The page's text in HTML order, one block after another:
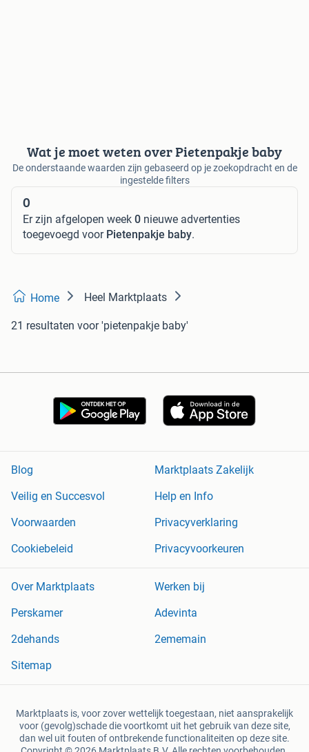
Wat je moet weten over Pietenpakje baby
De onderstaande waarden zijn gebaseerd op je zoekopdracht en de
ingestelde filters
0
Er zijn afgelopen week 0 nieuwe advertenties
toegevoegd voor Pietenpakje baby.
Home Heel Marktplaats
21 resultaten voor 'pietenpakje baby'
Blog
Marktplaats Zakelijk
Veilig en Succesvol
Help en Info
Voorwaarden
Privacyverklaring
Cookiebeleid
Privacyvoorkeuren
Over Marktplaats
Werken bij
Perskamer
Adevinta
2dehands
2ememain
Sitemap
Marktplaats is, voor zover wettelijk toegestaan, niet aansprakelijk
voor (gevolg)schade die voortkomt uit het gebruik van deze site,
dan wel uit fouten of ontbrekende functionaliteiten op deze site.